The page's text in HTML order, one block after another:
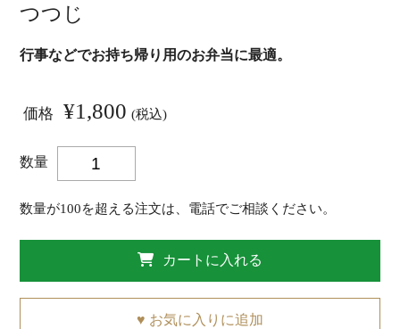
つつじ
行事などでお持ち帰り用のお弁当に最適。
価格 ¥1,800 (税込)
数量
数量が100を超える注文は、電話でご相談ください。
カートに入れる
♥ お気に入りに追加